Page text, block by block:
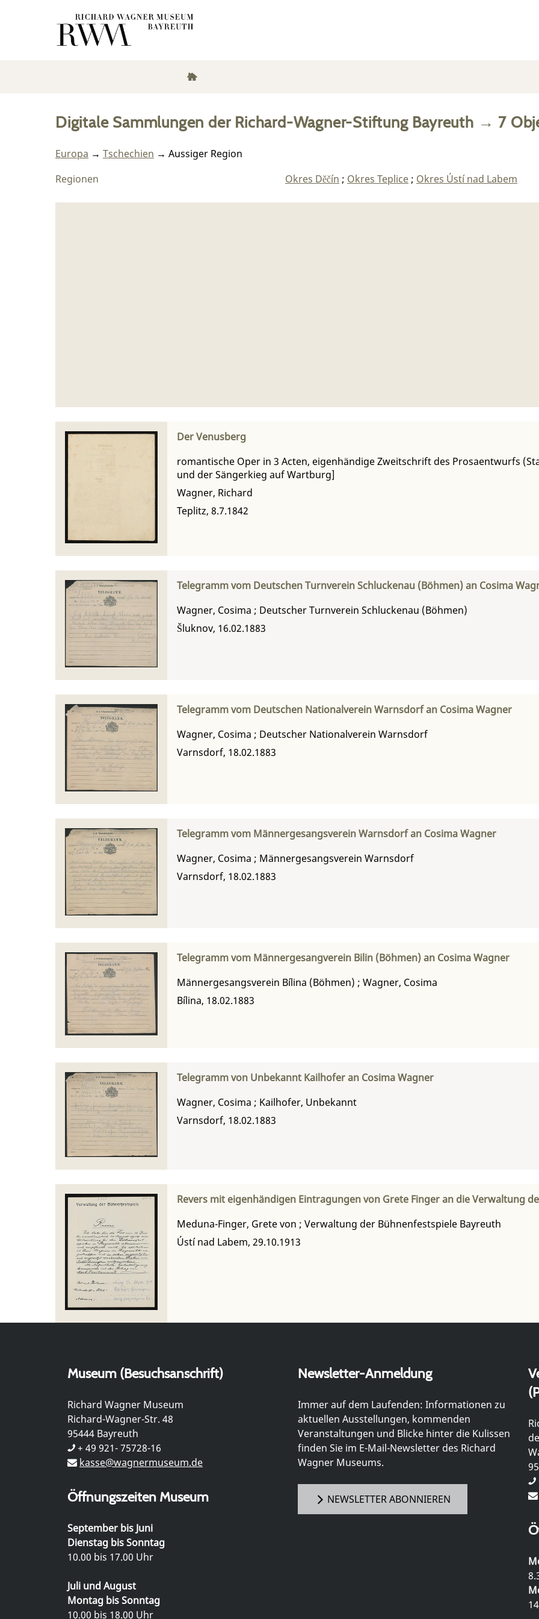
Digitale Sammlungen der Richard-Wagner-Stiftung Bayreuth → 7
Europa → Tschechien → Aussiger Region
Regionen
Okres Děčín ; Okres Teplice ; Okres Ústí nad Labem
Der Venusberg
romantische Oper in 3 Acten, eigenhändige Zweitschrift des Prosaentwurfs
und der Sängerkieg auf Wartburg]
Wagner, Richard
Teplitz, 8.7.1842
Telegramm vom Deutschen Turnverein Schluckenau (Böhmen) an Cosima
Wagner, Cosima ; Deutscher Turnverein Schluckenau (Böhmen)
Šluknov, 16.02.1883
Telegramm vom Deutschen Nationalverein Warnsdorf an Cosima Wagner
Wagner, Cosima ; Deutscher Nationalverein Warnsdorf
Varnsdorf, 18.02.1883
Telegramm vom Männergesangsverein Warnsdorf an Cosima Wagner
Wagner, Cosima ; Männergesangsverein Warnsdorf
Varnsdorf, 18.02.1883
Telegramm vom Männergesangverein Bilin (Böhmen) an Cosima Wagner
Männergesangsverein Bílina (Böhmen) ; Wagner, Cosima
Bílina, 18.02.1883
Telegramm von Unbekannt Kailhofer an Cosima Wagner
Wagner, Cosima ; Kailhofer, Unbekannt
Varnsdorf, 18.02.1883
Revers mit eigenhändigen Eintragungen von Grete Finger an die Verwaltung
Meduna-Finger, Grete von ; Verwaltung der Bühnenfestspiele Bayreuth
Ústí nad Labem, 29.10.1913
Museum (Besuchsanschrift)
Richard Wagner Museum
Richard-Wagner-Str. 48
95444 Bayreuth
+ 49 921- 75728-16
kasse@wagnermuseum.de
Öffnungszeiten Museum
September bis Juni
Dienstag bis Sonntag
10.00 bis 17.00 Uhr
Juli und August
Montag bis Sonntag
10.00 bis 18.00 Uhr
Newsletter-Anmeldung
Immer auf dem Laufenden: Informationen zu
aktuellen Ausstellungen, kommenden
Veranstaltungen und Blicke hinter die Kulissen
finden Sie im E-Mail-Newsletter des Richard
Wagner Museums.
NEWSLETTER ABONNIEREN